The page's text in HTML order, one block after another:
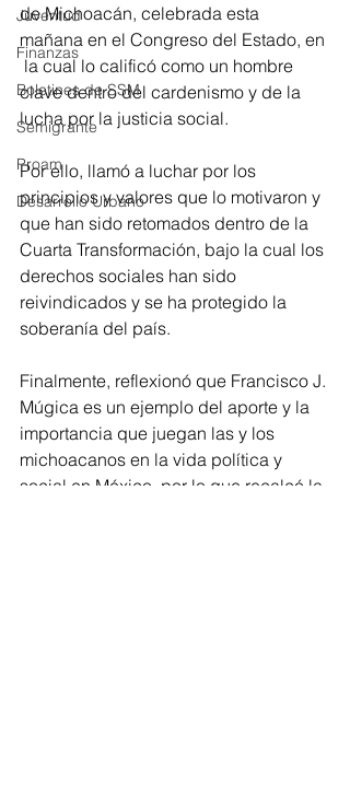
Juventud
Finanzas
Boletines de SSM
Semigrante
Proam
Desarrollo Urbano
de Michoacán, celebrada esta
mañana en el Congreso del Estado, en
la cual lo calificó como un hombre
clave dentro del cardenismo y de la
lucha por la justicia social.
Por ello, llamó a luchar por los
principios y valores que lo motivaron y
que han sido retomados dentro de la
Cuarta Transformación, bajo la cual los
derechos sociales han sido
reivindicados y se ha protegido la
soberanía del país.
Finalmente, reflexionó que Francisco J.
Múgica es un ejemplo del aporte y la
importancia que juegan las y los
michoacanos en la vida política y
social en México, por lo que recalcó la